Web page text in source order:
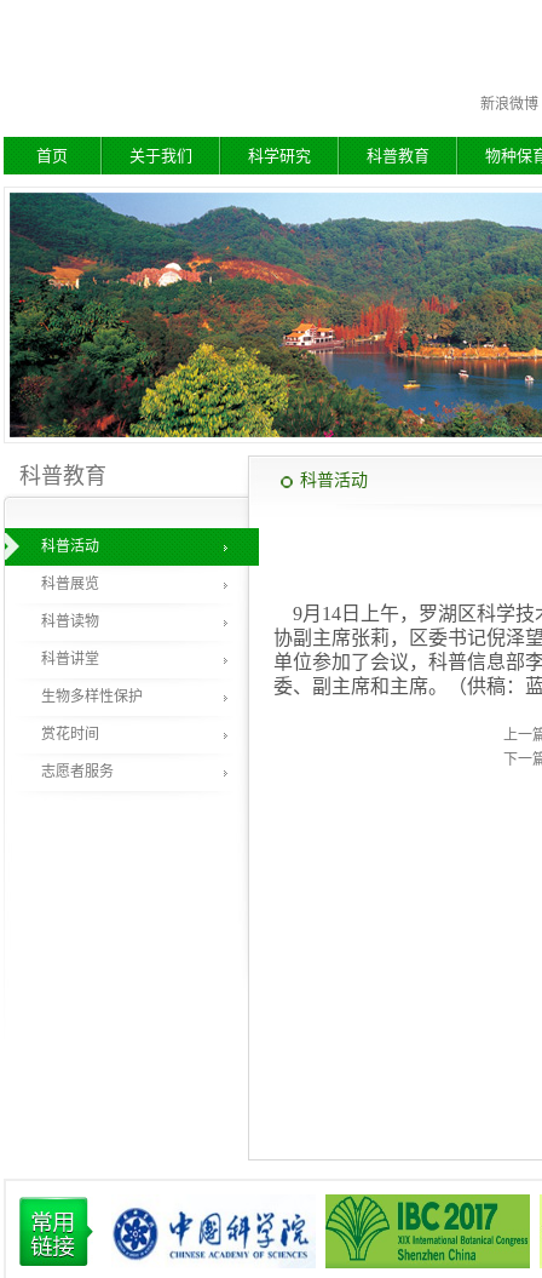
新浪微博
首页 关于我们 科学研究 科普教育 物种保
科普活动
9月14日上午，罗湖区科学技
协副主席张莉，区委书记倪泽
单位参加了会议，科普信息部
委、副主席和主席。（供稿：
上一
下一
科普教育
科普活动
科普展览
科普读物
科普讲堂
生物多样性保护
赏花时间
志愿者服务